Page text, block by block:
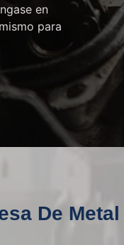
en
para
De Metal